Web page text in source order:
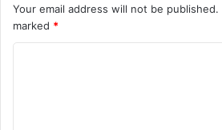
Your email address will not be published.
marked *